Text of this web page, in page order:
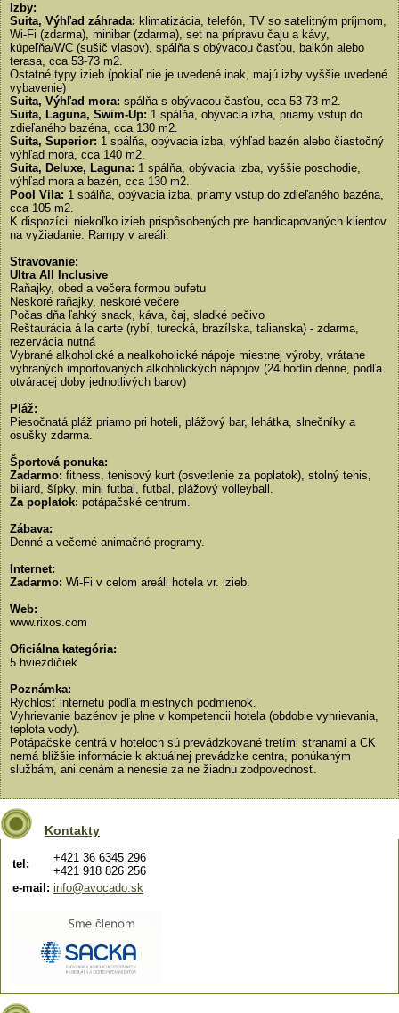
Izby:
Suita, Výhľad záhrada: klimatizácia, telefón, TV so satelitným príjmom,
Wi-Fi (zdarma), minibar (zdarma), set na prípravu čaju a kávy,
kúpeľňa/WC (sušič vlasov), spálňa s obývacou časťou, balkón alebo
terasa, cca 53-73 m2.
Ostatné typy izieb (pokiaľ nie je uvedené inak, majú izby vyššie uvedené
vybavenie)
Suita, Výhľad mora: spálňa s obývacou časťou, cca 53-73 m2.
Suita, Laguna, Swim-Up: 1 spálňa, obývacia izba, priamy vstup do
zdieľaného bazéna, cca 130 m2.
Suita, Superior: 1 spálňa, obývacia izba, výhľad bazén alebo čiastočný
výhľad mora, cca 140 m2.
Suita, Deluxe, Laguna: 1 spálňa, obývacia izba, vyššie poschodie,
výhľad mora a bazén, cca 130 m2.
Pool Vila: 1 spálňa, obývacia izba, priamy vstup do zdieľaného bazéna,
cca 105 m2.
K dispozícii niekoľko izieb prispôsobených pre handicapovaných klientov
na vyžiadanie. Rampy v areáli.
Stravovanie:
Ultra All Inclusive
Raňajky, obed a večera formou bufetu
Neskoré raňajky, neskoré večere
Počas dňa ľahký snack, káva, čaj, sladké pečivo
Reštaurácia á la carte (rybí, turecká, brazílska, talianska) - zdarma,
rezervácia nutná
Vybrané alkoholické a nealkoholické nápoje miestnej výroby, vrátane
vybraných importovaných alkoholických nápojov (24 hodín denne, podľa
otváracej doby jednotlivých barov)
Pláž:
Piesočnatá pláž priamo pri hoteli, plážový bar, lehátka, slnečníky a
osušky zdarma.
Športová ponuka:
Zadarmo: fitness, tenisový kurt (osvetlenie za poplatok), stolný tenis,
biliard, šípky, mini futbal, futbal, plážový volleyball.
Za poplatok: potápačské centrum.
Zábava:
Denné a večerné animačné programy.
Internet:
Zadarmo: Wi-Fi v celom areáli hotela vr. izieb.
Web:
www.rixos.com
Oficiálna kategória:
5 hviezdičiek
Poznámka:
Rýchlosť internetu podľa miestnych podmienok.
Vyhrievanie bazénov je plne v kompetencii hotela (obdobie vyhrievania,
teplota vody).
Potápačské centrá v hoteloch sú prevádzkované tretími stranami a CK
nemá bližšie informácie k aktuálnej prevádzke centra, ponúkaným
službám, ani cenám a nenesie za ne žiadnu zodpovednosť.
Kontakty
tel:
+421 36 6345 296
+421 918 826 256
e-mail: info@avocado.sk